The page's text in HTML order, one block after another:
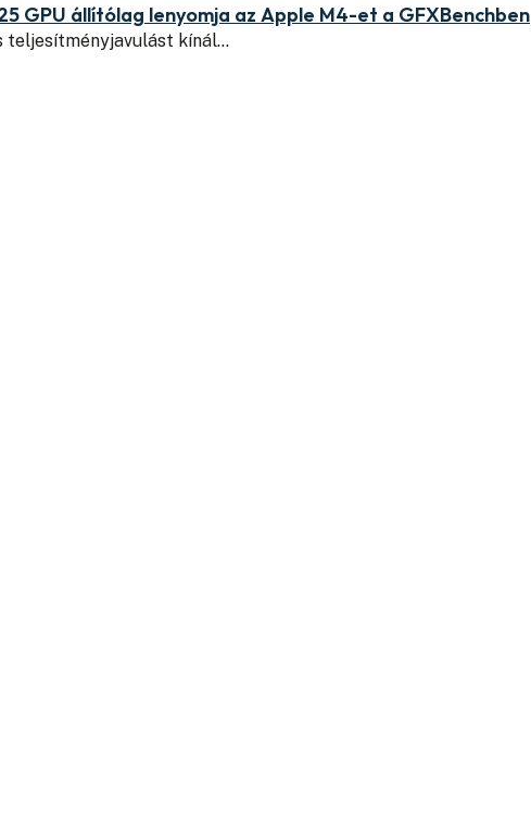
GPU állítólag lenyomja az Apple M4-et a GFXBenchben
teljesítményjavulást kínál…